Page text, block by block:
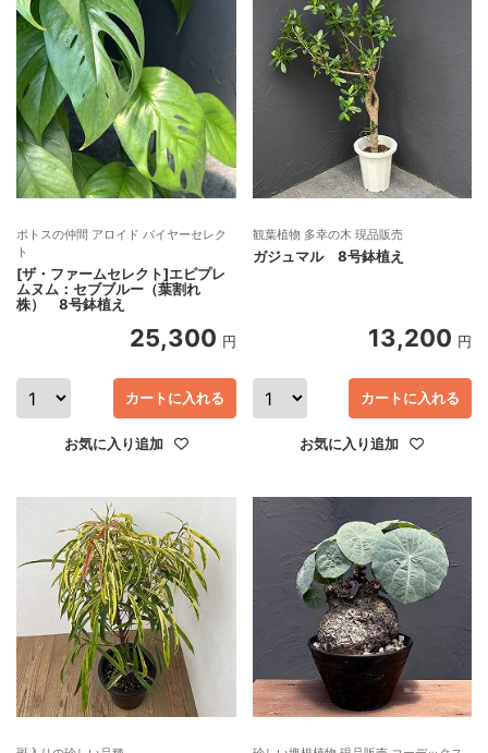
ポトスの仲間 アロイド バイヤーセレク
ト
[ザ・ファームセレクト]エピプレ
ムヌム：セブブルー（葉割れ
株） 8号鉢植え
25,300 円
お気に入り追加
カートに入れる
観葉植物 多幸の木 現品販売
ガジュマル 8号鉢植え
13,200 円
お気に入り追加
カートに入れる